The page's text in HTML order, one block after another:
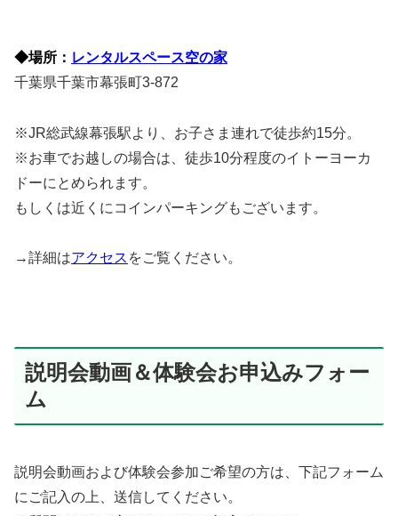
◆場所： レンタルスペース空の家
千葉県千葉市幕張町3-872
※JR総武線幕張駅より、お子さま連れで徒歩約15分。
※お車でお越しの場合は、徒歩10分程度のイトーヨーカ
ドーにとめられます。
もしくは近くにコインパーキングもございます。
→詳細はアクセス をご覧ください。
説明会動画＆体験会お申込みフォー
ム
説明会動画および体験会参加ご希望の方は、下記フォーム
にご記入の上、送信してください。